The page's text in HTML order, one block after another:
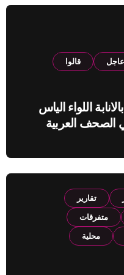
عاجل
قالوا
اللواء الياس
الصحف العربية
تقارير
متفرقات
محلية